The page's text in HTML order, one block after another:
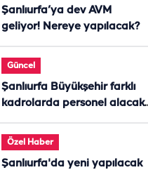
Şanlıurfa’ya dev AVM
geliyor! Nereye yapılacak?
Güncel
Şanlıurfa Büyükşehir farklı
kadrolarda personel alacak!
Özel Haber
Şanlıurfa'da yeni yapılacak